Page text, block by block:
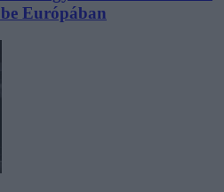
Európában